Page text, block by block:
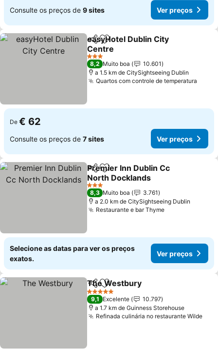
Consulte os preços de 9 sites Ver preços
PartilharAdicionar aos favoritos
easyHotel Dublin City
Centre
3 Estrelas
8,2 Muito boa
10.601
a 1.5 km de CitySightseeing Dublin
Quartos com controle de temperatura
De € 62
Consulte os preços de 7 sites Ver preços
PartilharAdicionar aos favoritos
Premier Inn Dublin Cc
North Docklands
3 Estrelas
8,3 Muito boa
3.761
a 2.0 km de CitySightseeing Dublin
Restaurante e bar Thyme
Selecione as datas para ver os preços
exatos.
Ver preços
PartilharAdicionar aos favoritos
The Westbury
5 Estrelas
9,1 Excelente
10.797
a 1.7 km de Guinness Storehouse
Refinada culinária no restaurante Wilde